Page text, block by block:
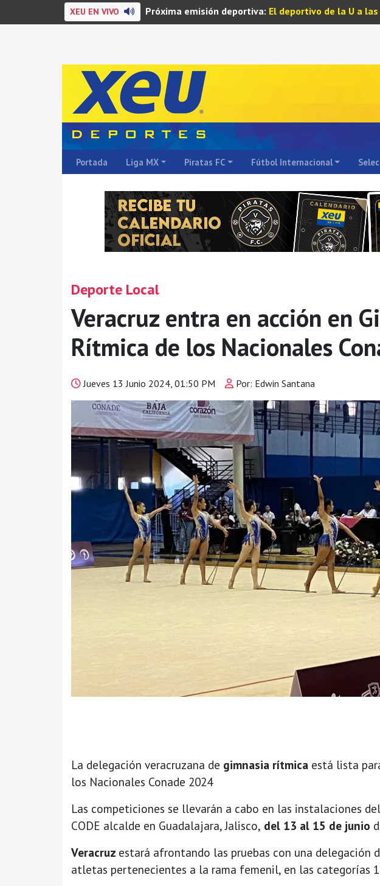
XEU EN VIVO Próxima emisión deportiva: El deportivo de la U a las
Portada Liga MX Piratas FC Fútbol Internacional
Deporte Local
Veracruz entra en acción en
Rítmica de los Nacionales
Jueves 13 Junio 2024, 01:50 PM Por: Edwin Santana
La delegación veracruzana de gimnasia rítmica está lista
los Nacionales Conade 2024
Las competiciones se llevarán a cabo en las instalaciones
CODE alcalde en Guadalajara, Jalisco, del 13 al 15 de junio
Veracruz estará afrontando las pruebas con una delegación
atletas pertenecientes a la rama femenil, en las categorías